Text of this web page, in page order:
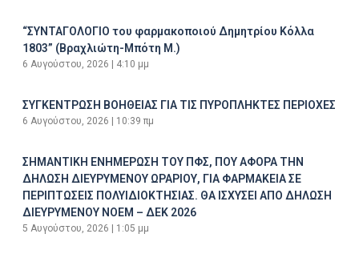
“ΣΥΝΤΑΓΟΛΟΓΙΟ του φαρμακοποιού Δημητρίου Κόλλα
1803” (Βραχλιώτη-Μπότη Μ.)
6 Αυγούστου, 2026 4:10 μμ
ΣΥΓΚΕΝΤΡΩΣΗ ΒΟΗΘΕΙΑΣ ΓΙΑ ΤΙΣ ΠΥΡΟΠΛΗΚΤΕΣ ΠΕΡΙΟΧΕΣ
6 Αυγούστου, 2026 10:39 πμ
ΣΗΜΑΝΤΙΚΗ ΕΝΗΜΕΡΩΣΗ ΤΟΥ ΠΦΣ, ΠΟΥ ΑΦΟΡΑ ΤΗΝ
ΔΗΛΩΣΗ ΔΙΕΥΡΥΜΕΝΟΥ ΩΡΑΡΙΟΥ, ΓΙΑ ΦΑΡΜΑΚΕΙΑ ΣΕ
ΠΕΡΙΠΤΩΣΕΙΣ ΠΟΛΥΙΔΙΟΚΤΗΣΙΑΣ. ΘΑ ΙΣΧΥΣΕΙ ΑΠΟ ΔΗΛΩΣΗ
ΔΙΕΥΡΥΜΕΝΟΥ ΝΟΕΜ – ΔΕΚ 2026
5 Αυγούστου, 2026 1:05 μμ